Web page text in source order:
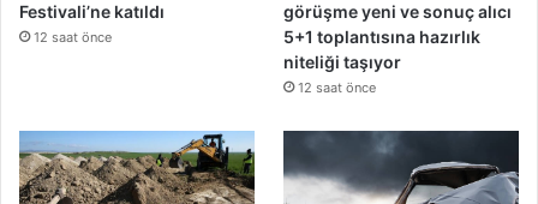
Festivali’ne katıldı
12 saat önce
görüşme yeni ve sonuç alıcı
5+1 toplantısına hazırlık
niteliği taşıyor
12 saat önce